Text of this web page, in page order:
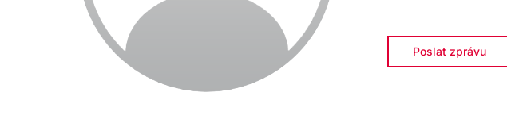
Poslat zprávu